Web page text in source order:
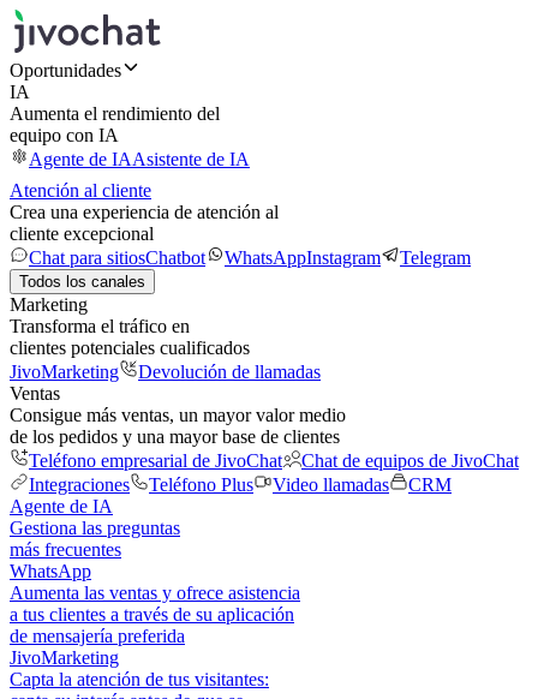
Oportunidades
IA
Aumenta el rendimiento del
equipo con IA
Agente de IAAsistente de IA
Atención al cliente
Crea una experiencia de atención al
cliente excepcional
Chat para sitiosChatbot WhatsAppInstagram Telegram
Todos los canales
Marketing
Transforma el tráfico en
clientes potenciales cualificados
JivoMarketing
Devolución de llamadas
Ventas
Consigue más ventas, un mayor valor medio
de los pedidos y una mayor base de clientes
Teléfono empresarial de JivoChat
Chat de equipos de JivoChat
Integraciones
Teléfono Plus Video llamadas
CRM
Agente de IA
Gestiona las preguntas
más frecuentes
WhatsApp
Aumenta las ventas y ofrece asistencia
a tus clientes a través de su aplicación
de mensajería preferida
JivoMarketing
Capta la atención de tus visitantes: